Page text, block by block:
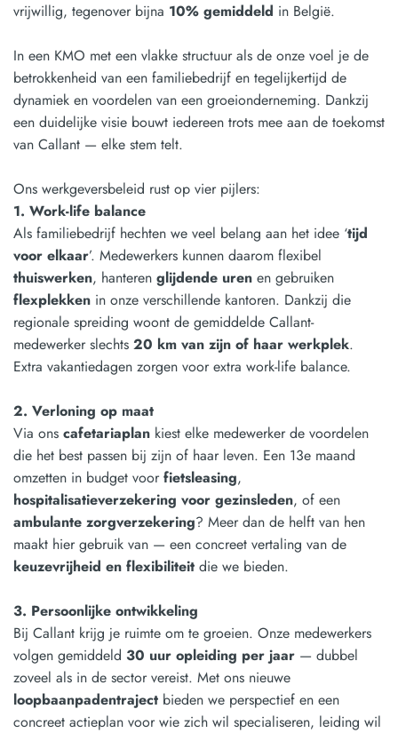
vrijwillig, tegenover bijna 10% gemiddeld in België.
In een KMO met een vlakke structuur als de onze voel je de
betrokkenheid van een familiebedrijf en tegelijkertijd de
dynamiek en voordelen van een groeionderneming. Dankzij
een duidelijke visie bouwt iedereen trots mee aan de toekomst
van Callant — elke stem telt.
Ons werkgeversbeleid rust op vier pijlers:
1. Work-life balance
Als familiebedrijf hechten we veel belang aan het idee ‘tijd
voor elkaar’. Medewerkers kunnen daarom flexibel
thuiswerken, hanteren glijdende uren en gebruiken
flexplekken in onze verschillende kantoren. Dankzij die
regionale spreiding woont de gemiddelde Callant-
medewerker slechts 20 km van zijn of haar werkplek.
Extra vakantiedagen zorgen voor extra work-life balance.
2. Verloning op maat
Via ons cafetariaplan kiest elke medewerker de voordelen
die het best passen bij zijn of haar leven. Een 13e maand
omzetten in budget voorfietsleasing,
hospitalisatieverzekering voor gezinsleden, of een
ambulante zorgverzekering? Meer dan de helft van hen
maakt hier gebruik van — een concreet vertaling van de
keuzevrijheid en flexibiliteit die we bieden.
3. Persoonlijke ontwikkeling
Bij Callant krijg je ruimte om te groeien. Onze medewerkers
volgen gemiddeld 30 uur opleiding per jaar — dubbel
zoveel als in de sector vereist. Met ons nieuwe
loopbaanpadentraject bieden we perspectief en een
concreet actieplan voor wie zich wil specialiseren, leiding wil